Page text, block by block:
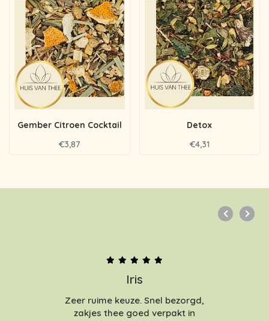
Gember Citroen Cocktail
€3,87
Detox
€4,31
Iris
Zeer ruime keuze. Snel bezorgd,
zakjes thee goed verpakt in